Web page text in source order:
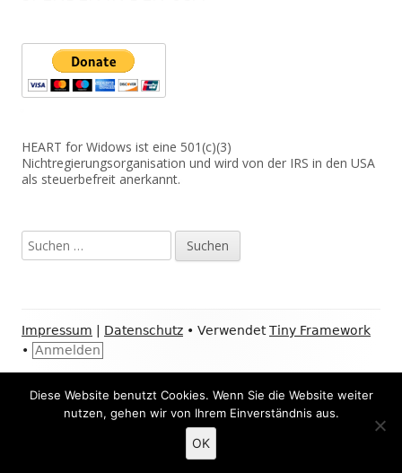
HEART for Widows ist eine 501(c)(3)
Nichtregierungsorganisation und wird von der IRS in den USA
als steuerbefreit anerkannt.
Suche
nach:
Footer
Inhalt
Impressum Datenschutz • VerwendetTiny Framework
• Anmelden
Social-
Links-
Menü
Facebook:
Heart
for
Widows
Youtube:
Heart
for
Instagram:
HEART
for
Twitter:
HEART
for
Widows
Diese Website benutzt Cookies. Wenn Sie die Website weiter
nutzen, gehen wir von Ihrem Einverständnis aus.
OK